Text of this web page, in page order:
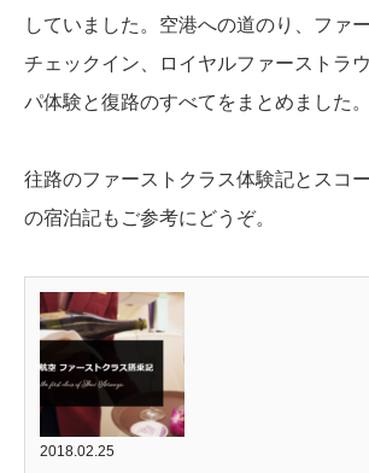
していました。空港への道のり、ファ
チェックイン、ロイヤルファーストラ
パ体験と復路のすべてをまとめました。
往路のファーストクラス体験記とスコ
の宿泊記もご参考にどうぞ。
2018.02.25